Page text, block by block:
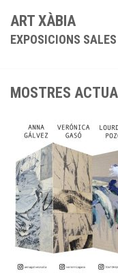
ART XÀBIA
EXPOSICIONS
MOSTRES